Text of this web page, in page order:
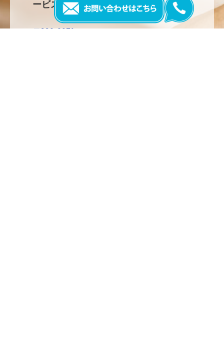
ービス
〒990-0071